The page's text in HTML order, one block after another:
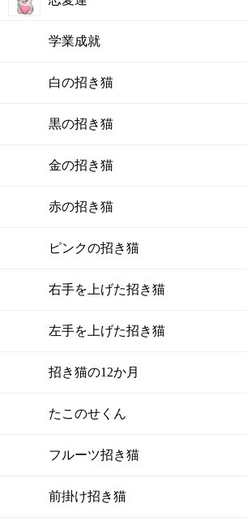
学業成就
白の招き猫
黒の招き猫
金の招き猫
赤の招き猫
ピンクの招き猫
右手を上げた招き猫
左手を上げた招き猫
招き猫の12か月
たこのせくん
フルーツ招き猫
前掛け招き猫